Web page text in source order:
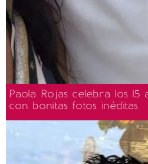
Paola Rojas celebra los 15
con bonitas fotos inéditas